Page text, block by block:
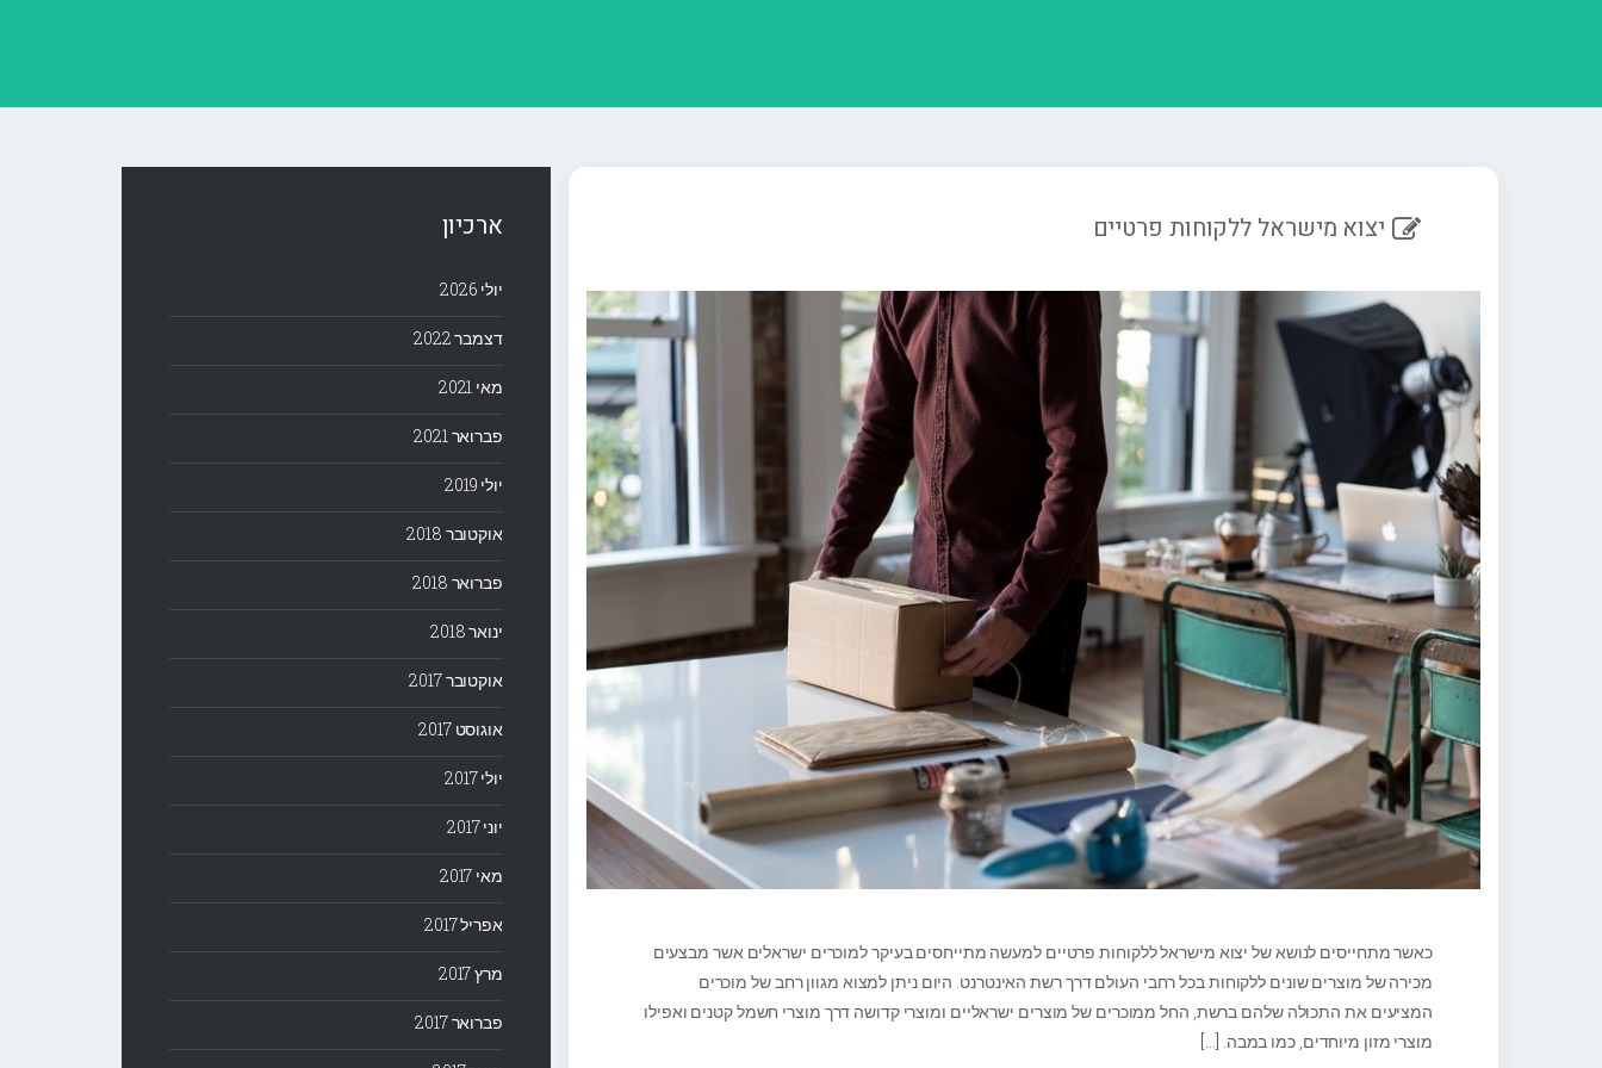
יצוא מישראל ללקוחות פרטיים
כאשר מתחייסים לנושא של יצוא מישראל ללקוחות פרטיים למעשה מתייחסים בעיקר למוכרים ישראלים אשר מבצעים
מכירה של מוצרים שונים ללקוחות בכל רחבי העולם דרך רשת האינטרנט. היום ניתן למצוא מגוון רחב של מוכרים
המציעים את התכולה שלהם ברשת, החל ממוכרים של מוצרים ישראליים ומוצרי קדושה דרך מוצרי חשמל קטנים ואפילו
מוצרי מזון מיוחדים, כמו במבה. […]
ארכיון
יולי 2026
דצמבר 2022
מאי 2021
פברואר 2021
יולי 2019
אוקטובר 2018
פברואר 2018
ינואר 2018
אוקטובר 2017
אוגוסט 2017
יולי 2017
יוני 2017
מאי 2017
אפריל 2017
מרץ 2017
פברואר 2017